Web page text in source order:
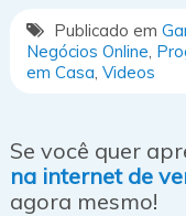
Publicado em
Negócios Online
em Casa Videos
Se você quer
na internet de
agora mesmo!